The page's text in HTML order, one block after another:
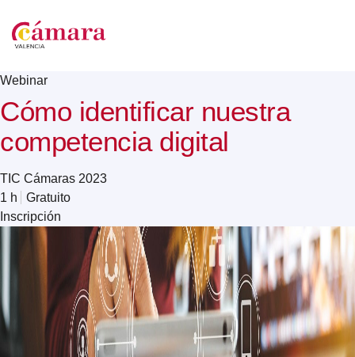
Webinar
Cómo identificar nuestra
competencia digital
TIC Cámaras 2023
1 h
Gratuito
Inscripción